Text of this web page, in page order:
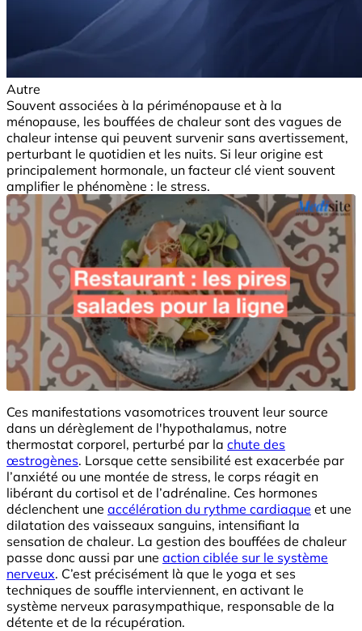
Autre
Souvent associées à la périménopause et à la
ménopause, les bouffées de chaleur sont des vagues de
chaleur intense qui peuvent survenir sans avertissement,
perturbant le quotidien et les nuits. Si leur origine est
principalement hormonale, un facteur clé vient souvent
amplifier le phénomène : le stress.
Ces manifestations vasomotrices trouvent leur source
dans un dérèglement de l'hypothalamus, notre
thermostat corporel, perturbé par la chute des
œstrogènes. Lorsque cette sensibilité est exacerbée par
l’anxiété ou une montée de stress, le corps réagit en
libérant du cortisol et de l’adrénaline. Ces hormones
déclenchent une accélération du rythme cardiaque et une
dilatation des vaisseaux sanguins, intensifiant la
sensation de chaleur. La gestion des bouffées de chaleur
passe donc aussi par une action ciblée sur le système
nerveux. C’est précisément là que le yoga et ses
techniques de souffle interviennent, en activant le
système nerveux parasympathique, responsable de la
détente et de la récupération.